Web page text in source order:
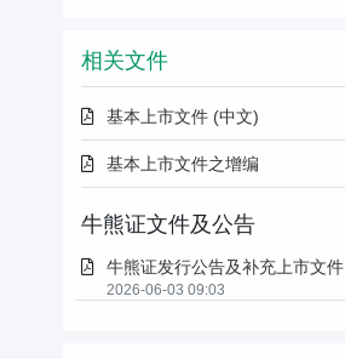
相关文件
基本上市文件 (中文)
基本上市文件之增编
牛熊证文件及公告
牛熊证发行公告及补充上市文件
2026-06-03 09:03